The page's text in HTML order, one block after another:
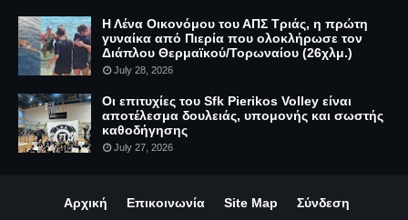
Η Λένα Οικονόμου του ΑΠΣ Τριάς, η πρώτη
γυναίκα από Πιερία που ολοκλήρωσε τον
Διάπλου Θερμαϊκού/Τορωναίου (26χλμ.)
July 28, 2026
Οι επιτυχίες του Sfk Pierikos Volley είναι
αποτέλεσμα δουλειάς, υπομονής και σωστής
καθοδήγησης
July 27, 2026
Αρχική Επικοινωνία Site Map Σύνδεση